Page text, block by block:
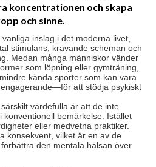
koncentrationen och skapa
och sinne.
inslag i det moderna livet,
stimulans, krävande scheman och
Medan många människor vänder
som löpning eller gymträning,
kända sporter som kan vara
att stödja psykiskt
värdefulla är att de inte
konventionell bemärkelse. Istället
eller medvetna praktiker.
konsekvent, vilket är en av de
den mentala hälsan över